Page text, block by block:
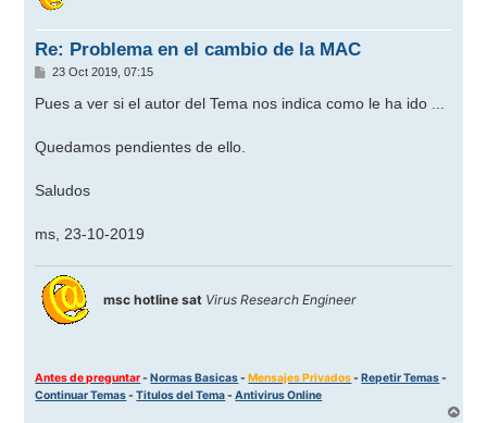
Re: Problema en el cambio de la MAC
M
n
s
e
23 Oct 2019, 07:15
Pues a ver si el autor del Tema nos indica como le ha ido ...
Quedamos pendientes de ello.
Saludos
ms, 23-10-2019
msc hotline sat Virus Research Engineer
Antes de preguntar-Normas Basicas-Mensajes Privados-Repetir Temas-
Continuar Temas-Titulos del Tema-Antivirus Online